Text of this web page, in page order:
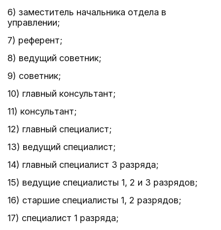
6) заместитель начальника отдела в
управлении;
7) референт;
8) ведущий советник;
9) советник;
10) главный консультант;
11) консультант;
12) главный специалист;
13) ведущий специалист;
14) главный специалист 3 разряда;
15) ведущие специалисты 1, 2 и 3 разрядов;
16) старшие специалисты 1, 2 разрядов;
17) специалист 1 разряда;